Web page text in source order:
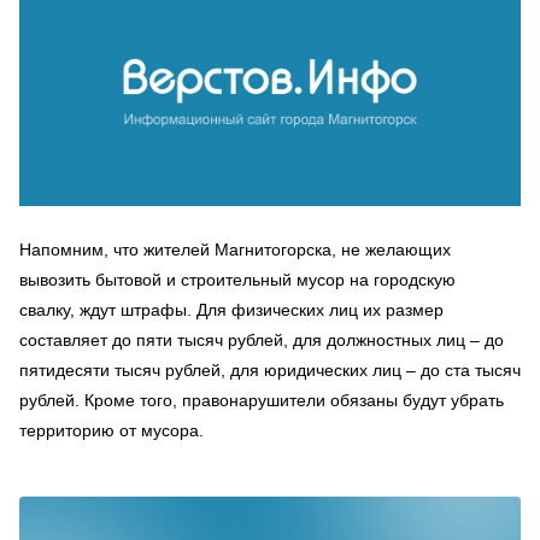
Напомним, что жителей Магнитогорска, не желающих
вывозить бытовой и строительный мусор на городскую
свалку, ждут штрафы. Для физических лиц их размер
составляет до пяти тысяч рублей, для должностных лиц – до
пятидесяти тысяч рублей, для юридических лиц – до ста тысяч
рублей. Кроме того, правонарушители обязаны будут убрать
территорию от мусора.